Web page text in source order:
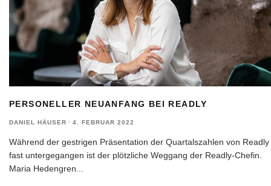
PERSONELLER NEUANFANG BEI READLY
DANIEL HÄUSER · 4. FEBRUAR 2022
Während der gestrigen Präsentation der Quartalszahlen von Readly
fast untergegangen ist der plötzliche Weggang der Readly-Chefin.
Maria Hedengren...